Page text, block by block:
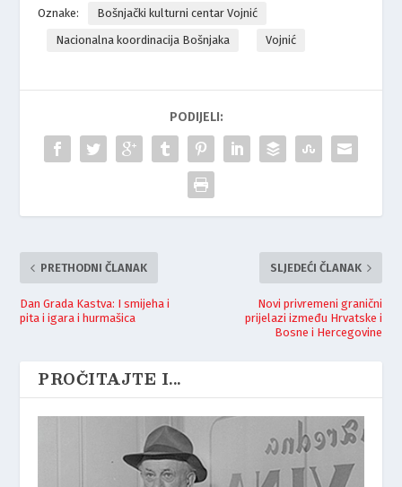
Oznake:
Bošnjački kulturni centar Vojnić
Nacionalna koordinacija Bošnjaka
Vojnić
PODIJELI:
PRETHODNI ČLANAK
Dan Grada Kastva: I smijeha i
pita i igara i hurmašica
SLJEDEĆI ČLANAK
Novi privremeni granični
prijelazi između Hrvatske i
Bosne i Hercegovine
PROČITAJTE I...